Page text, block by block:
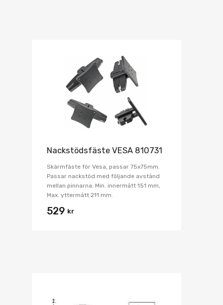
Nackstödsfäste VESA 810731
Skärmfäste för Vesa, passar 75x75mm.
Passar nackstöd med följande avstånd
mellan pinnarna: Min. innermått 151 mm,
Max. yttermått 211 mm.
529 kr